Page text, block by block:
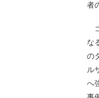
者
な
の
ル
へ